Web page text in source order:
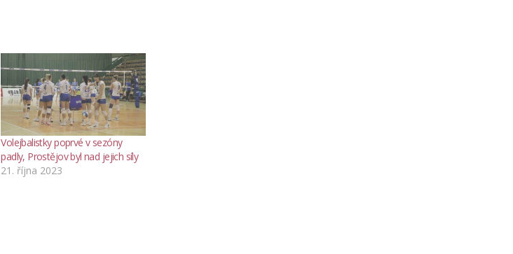
Volejbalistky poprvé v sezóny
padly, Prostějov byl nad jejich síly
21. října 2023